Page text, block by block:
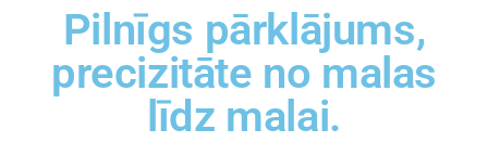
Pilnīgs pārklājums,
precizitāte no malas
līdz malai.